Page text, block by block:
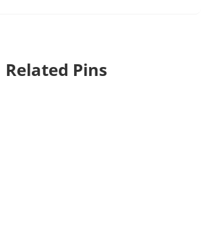
Related Pins